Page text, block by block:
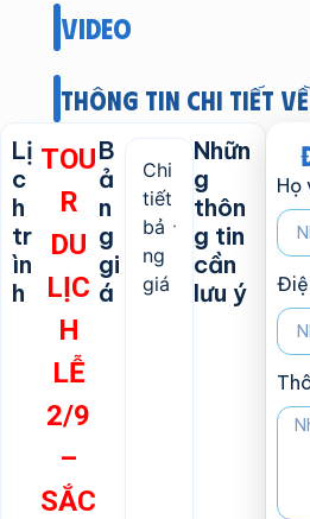
Video
thông tin chi tiết
Lị
c
h
tr
ìn
h
TOU
R
DU
LỊC
H
LỄ
2/9
–
SẮC
B
ả
n
g
gi
á
Chi
tiết
bả
ng
giá
Nhữn
g
thôn
g tin
cần
lưu ý
Họ